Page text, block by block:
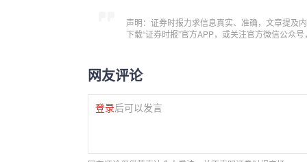
声明：证券时报力求信息真实、准确，文章提及
下载“证券时报”官方APP，或关注官方微信公众
网友评论
登录后可以发言